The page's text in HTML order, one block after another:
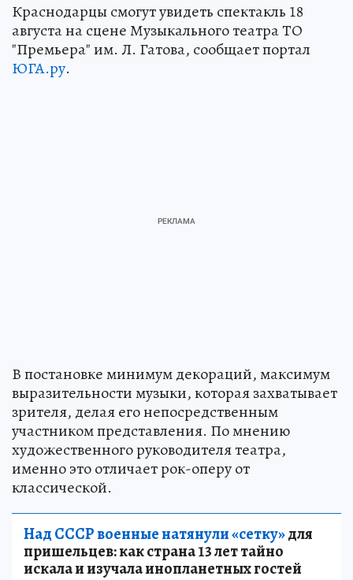
Краснодарцы смогут увидеть спектакль 18
августа на сцене Музыкального театра ТО
"Премьера" им. Л. Гатова, сообщает портал
ЮГА.ру.
В постановке минимум декораций, максимум
выразительности музыки, которая захватывает
зрителя, делая его непосредственным
участником представления. По мнению
художественного руководителя театра,
именно это отличает рок-оперу от
классической.
Над СССР военные натянули «сетку»для
пришельцев: как страна 13 лет тайно
искала и изучала инопланетных гостей